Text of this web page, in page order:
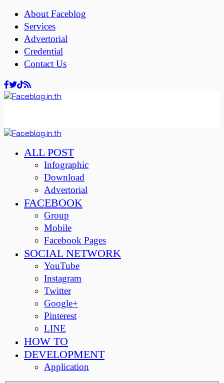
About Faceblog
Services
Advertorial
Credential
Contact Us
ALL POST
Infographic
Download
Advertorial
FACEBOOK
Group
Mobile
Facebook Pages
SOCIAL NETWORK
YouTube
Instagram
Twitter
Google+
Pinterest
LINE
HOW TO
DEVELOPMENT
Application